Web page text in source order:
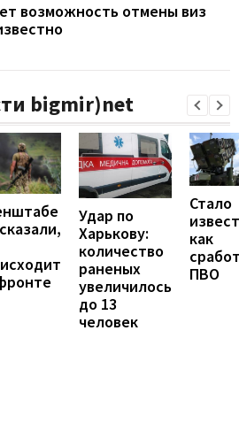
возможность отмены виз
bigmir)net
Удар по
Харькову:
количество
раненых
увеличилось
до 13
человек
Стало
как
ПВО